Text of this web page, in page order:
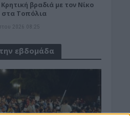
βραδιά με τον Νίκο
Τοπόλια
2026 08:25
εβδομάδα